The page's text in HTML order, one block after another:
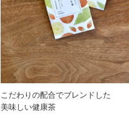
こだわりの配合でブレンドした
美味しい健康茶